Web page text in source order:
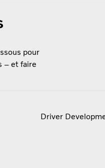
pour
– et faire
Driver